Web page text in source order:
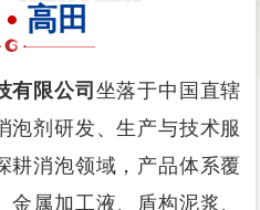
高田
有限公司 坐落于中国直辖
泡剂研发、生产与技术服
耕消泡领域，产品体系覆
属加工液、盾构泥浆、